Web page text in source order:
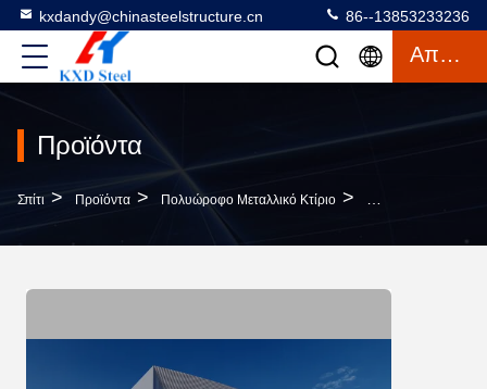
kxdandy@chinasteelstructure.cn 86--13853233236
Απόσπασμα
Προϊόντα
Σπίτι > Προϊόντα > Πολυώροφο Μεταλλικό Κτίριο > Ανθεκτικό